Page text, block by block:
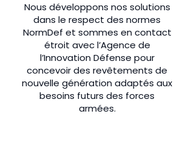
Nous développons nos solutions
dans le respect des normes
NormDef et sommes en contact
étroit avec l’Agence de
l’Innovation Défense pour
concevoir des revêtements de
nouvelle génération adaptés aux
besoins futurs des forces
armées.​